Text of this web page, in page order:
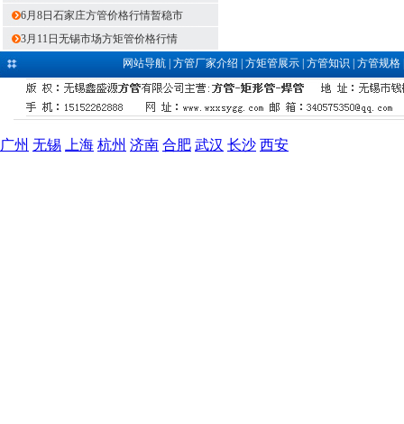
6月8日石家庄方管价格行情暂稳市
3月11日无锡市场方矩管价格行情
网站导航| 方管厂家介绍 方矩管展示| 方管知识 方管规格
广州 无锡 上海 杭州 济南 合肥 武汉 长沙 西安